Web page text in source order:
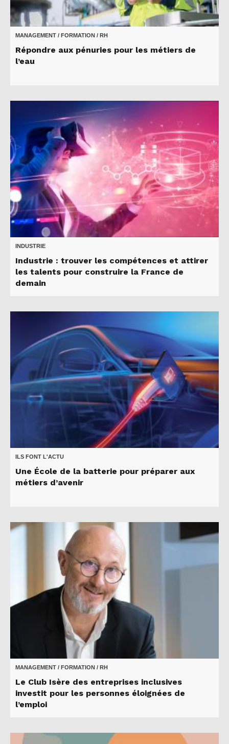
MANAGEMENT / FORMATION / RH
Répondre aux pénuries pour les métiers de
l’eau
INDUSTRIE
Industrie : trouver les compétences et attirer
les talents pour construire la France de
demain
ILS FONT L'ACTU
Une École de la batterie pour préparer aux
métiers d’avenir
MANAGEMENT / FORMATION / RH
Le Club Isère des entreprises inclusives
investit pour les personnes éloignées de
l’emploi